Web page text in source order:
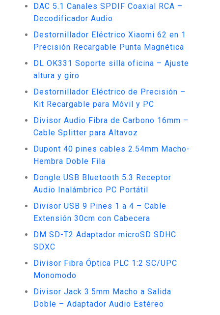
DAC 5.1 Canales SPDIF Coaxial RCA –
Decodificador Audio
Destornillador Eléctrico Xiaomi 62 en 1
Precisión Recargable Punta Magnética
DL OK331 Soporte silla oficina – Ajuste
altura y giro
Destornillador Eléctrico de Precisión –
Kit Recargable para Móvil y PC
Divisor Audio Fibra de Carbono 16mm –
Cable Splitter para Altavoz
Dupont 40 pines cables 2.54mm Macho-
Hembra Doble Fila
Dongle USB Bluetooth 5.3 Receptor
Audio Inalámbrico PC Portátil
Divisor USB 9 Pines 1 a 4 – Cable
Extensión 30cm con Cabecera
DM SD-T2 Adaptador microSD SDHC
SDXC
Divisor Fibra Óptica PLC 1:2 SC/UPC
Monomodo
Divisor Jack 3.5mm Macho a Salida
Doble – Adaptador Audio Estéreo